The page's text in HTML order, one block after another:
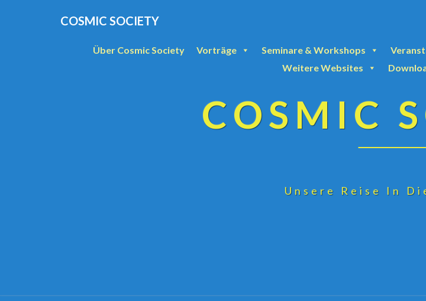
COSMIC SOCIETY
Über Cosmic Society Vorträge Seminare & Workshops
Weitere Websites
COSMIC
Unsere Reise In